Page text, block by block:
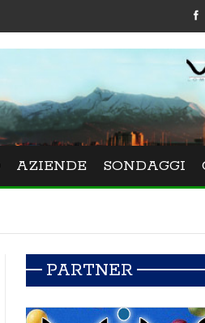
Festival La
AZIENDE SONDAGGI
PARTNER